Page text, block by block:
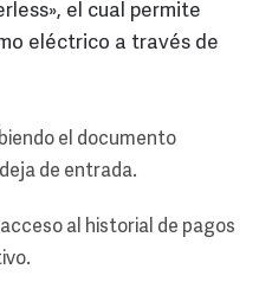
el cual permite
eléctrico a través de
el documento
de entrada.
al historial de pagos